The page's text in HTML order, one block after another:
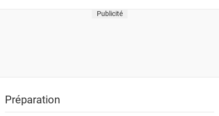
Publicité
Préparation